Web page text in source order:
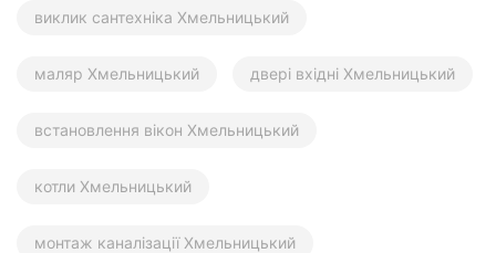
виклик сантехніка Хмельницький
маляр Хмельницький двері вхідні Хмельницький
встановлення вікон Хмельницький
котли Хмельницький
монтаж каналізації Хмельницький